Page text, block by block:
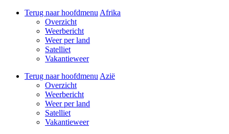
Terug naar hoofdmenu Afrika
Overzicht
Weerbericht
Weer per land
Satelliet
Vakantieweer
Terug naar hoofdmenu Azië
Overzicht
Weerbericht
Weer per land
Satelliet
Vakantieweer